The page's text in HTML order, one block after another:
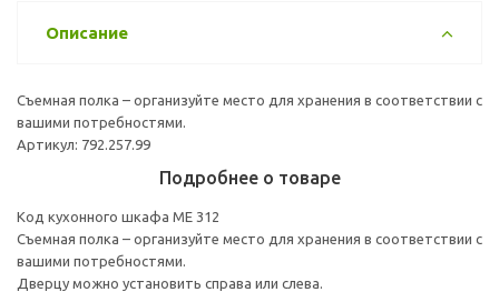
Описание
Съемная полка – организуйте место для хранения в соответствии с
вашими потребностями.
Артикул: 792.257.99
Подробнее о товаре
Код кухонного шкафа ME 312
Съемная полка – организуйте место для хранения в соответствии с
вашими потребностями.
Дверцу можно установить справа или слева.